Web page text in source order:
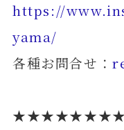
https://
yama/
各種お問合せ：